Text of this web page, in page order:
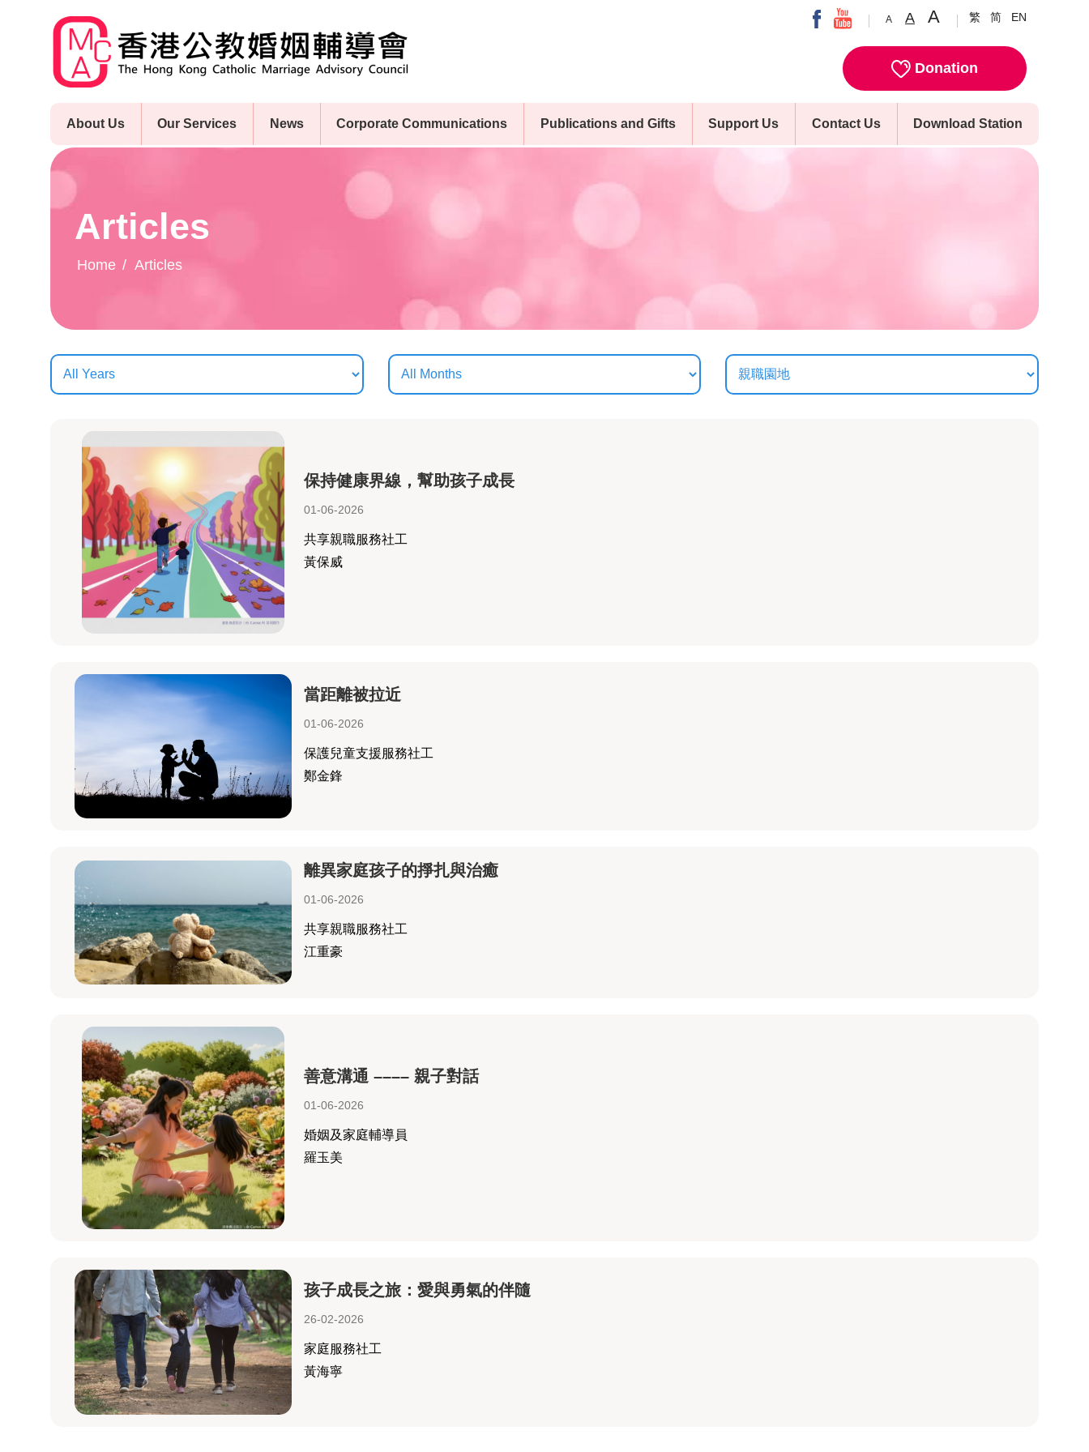
A A A 繁 简 EN
Donation
About Us Our Services News Corporate Communications Publications and Gifts Support Us Contact Us Download Station
Articles
Home Articles
保持健康界線，幫助孩子成長
01-06-2026
共享親職服務社工
黃保威
當距離被拉近
01-06-2026
保護兒童支援服務社工
鄭金鋒
離異家庭孩子的掙扎與治癒
01-06-2026
共享親職服務社工
江重豪
善意溝通 –––– 親子對話
01-06-2026
婚姻及家庭輔導員
羅玉美
孩子成長之旅：愛與勇氣的伴隨
26-02-2026
家庭服務社工
黃海寧